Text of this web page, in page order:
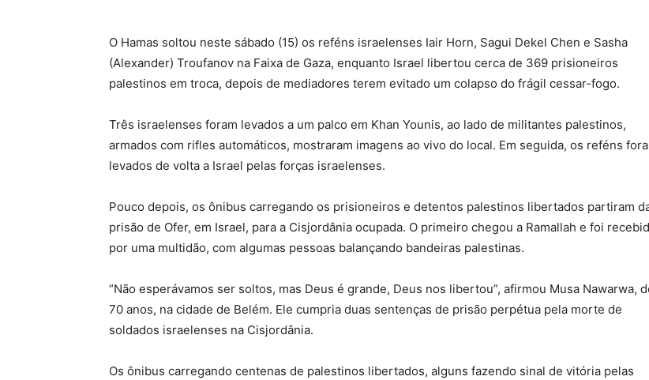
O Hamas soltou neste sábado (15) os reféns israelenses Iair Horn, Sagui Dekel Chen e Sasha
(Alexander) Troufanov na Faixa de Gaza, enquanto Israel libertou cerca de 369 prisioneiros
palestinos em troca, depois de mediadores terem evitado um colapso do frágil cessar-fogo.
Três israelenses foram levados a um palco em Khan Younis, ao lado de militantes palestinos,
armados com rifles automáticos, mostraram imagens ao vivo do local. Em seguida, os reféns
levados de volta a Israel pelas forças israelenses.
Pouco depois, os ônibus carregando os prisioneiros e detentos palestinos libertados partiram
prisão de Ofer, em Israel, para a Cisjordânia ocupada. O primeiro chegou a Ramallah e foi
por uma multidão, com algumas pessoas balançando bandeiras palestinas.
“Não esperávamos ser soltos, mas Deus é grande, Deus nos libertou”, afirmou Musa Nawarwa,
70 anos, na cidade de Belém. Ele cumpria duas sentenças de prisão perpétua pela morte de
soldados israelenses na Cisjordânia.
Os ônibus carregando centenas de palestinos libertados, alguns fazendo sinal de vitória pelas